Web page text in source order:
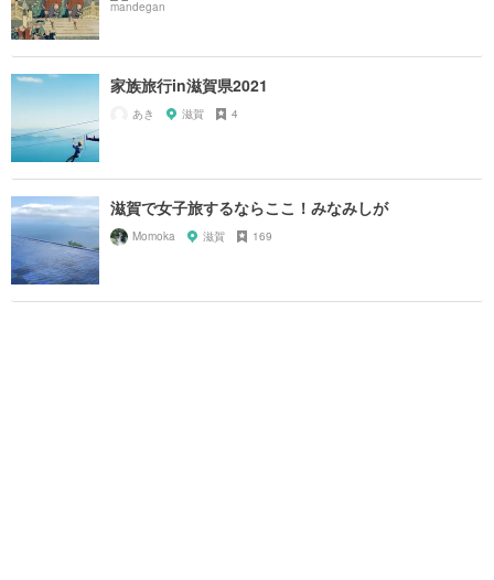
家族旅行in滋賀県2021
あき 滋賀 4
滋賀で女子旅するならここ！みなみしが
Momoka 滋賀 169